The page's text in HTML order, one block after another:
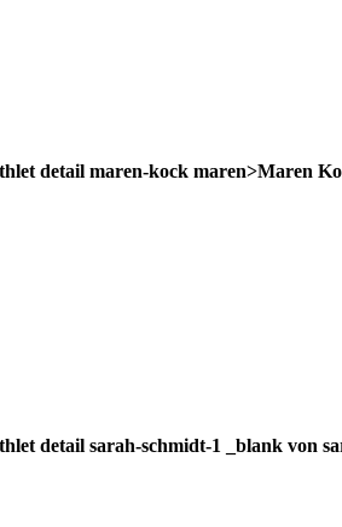
detail maren-kock maren>Maren
detail sarah-schmidt-1 _blank von